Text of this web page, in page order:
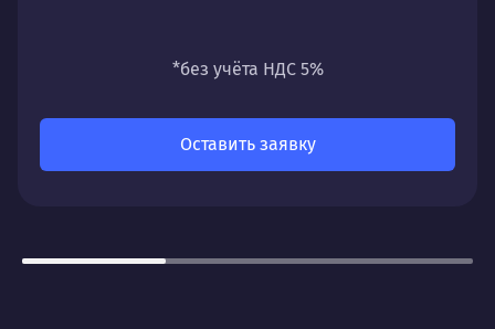
*без учёта НДС 5%
Оставить заявку